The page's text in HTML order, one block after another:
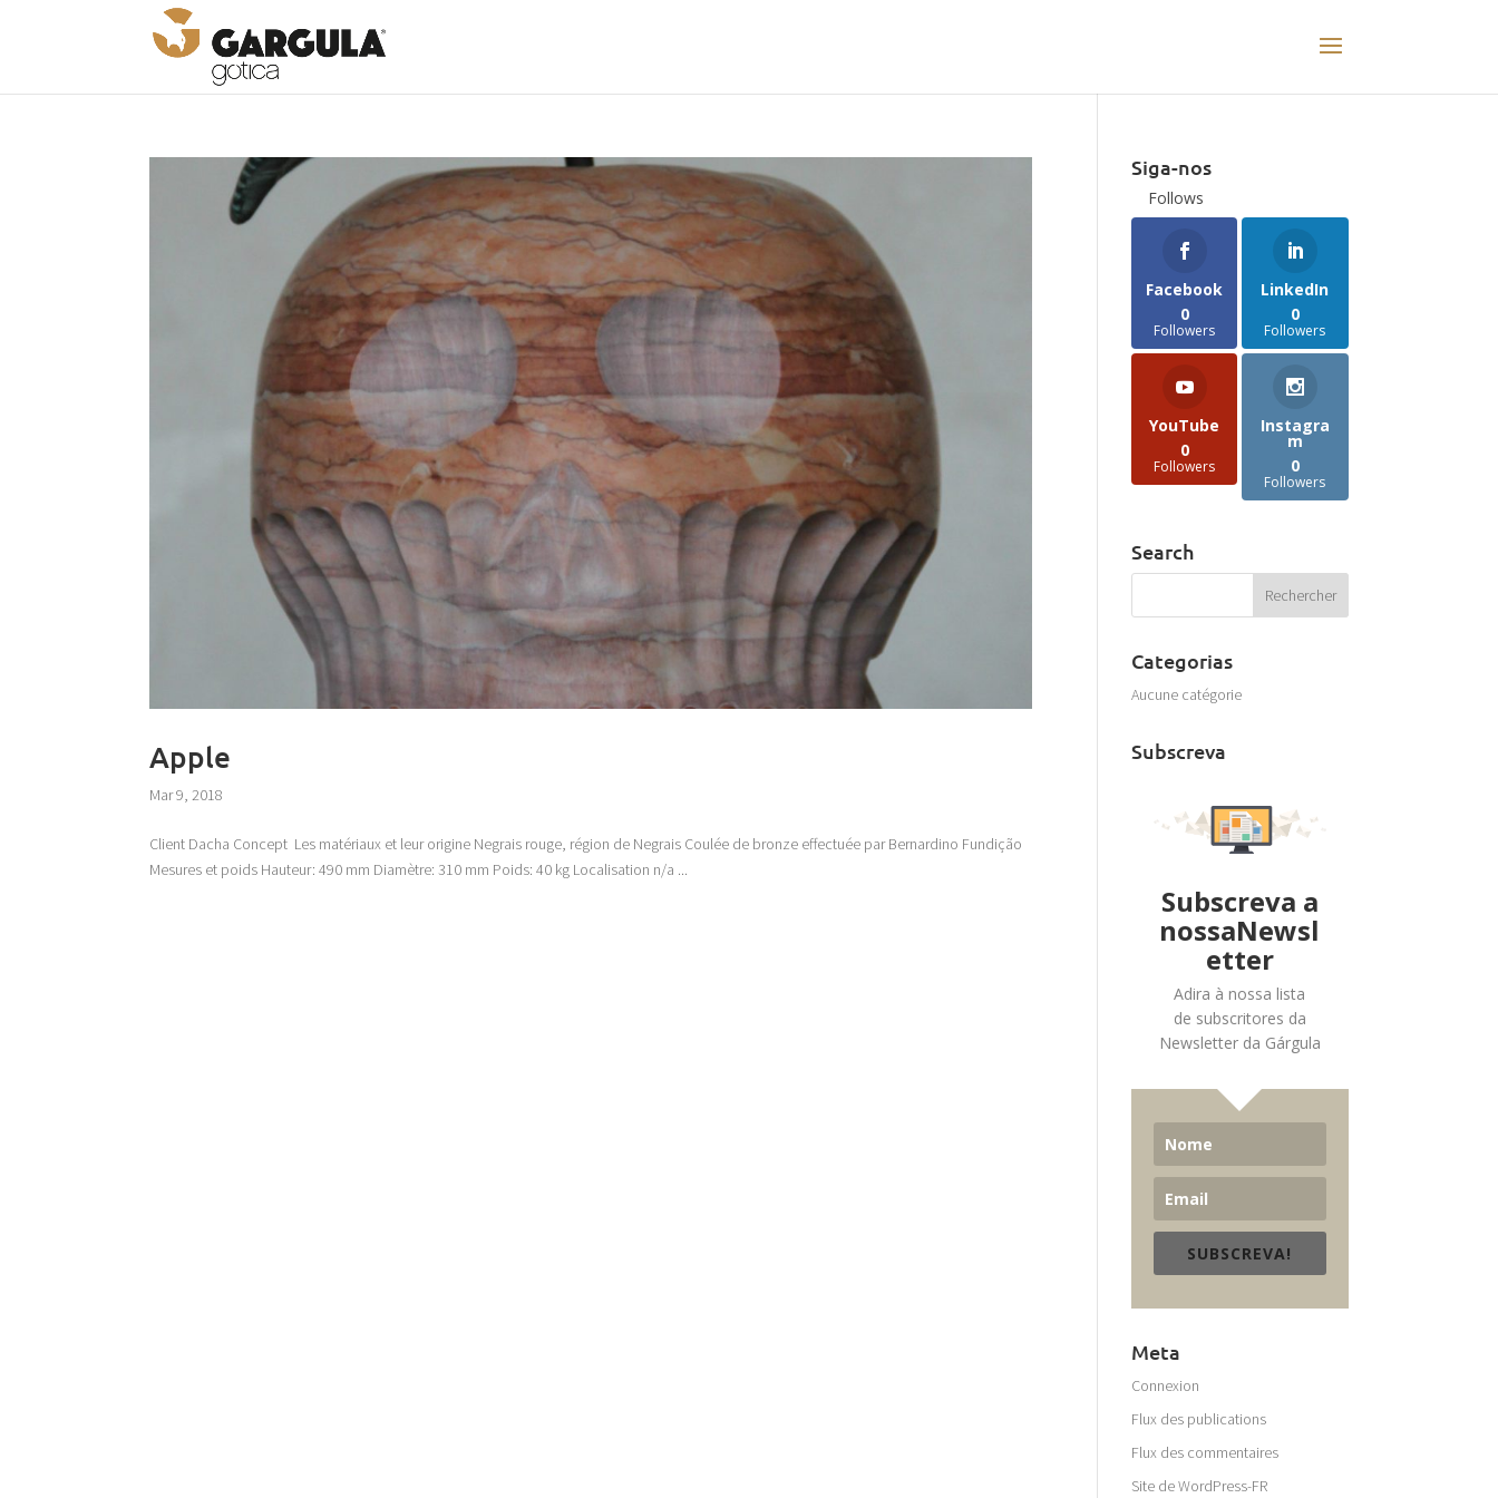
Apple
Mar 9, 2018
Client Dacha Concept Les matériaux et leur origine Negrais rouge, région de Negrais Coulée de bronze effectuée par Bernardino Fundição
Mesures et poids Hauteur: 490 mm Diamètre: 310 mm Poids: 40 kg Localisation n/a ...
Siga-nos
Follows
Facebook
0
Followers
LinkedIn
0
Followers
YouTube
0
Followers
Instagra
m
0
Followers
Search
Categorias
Aucune catégorie
Subscreva
Subscreva a
nossaNewsl
etter
Adira à nossa lista
de subscritores da
Newsletter da Gárgula
SUBSCREVA!
Meta
Connexion
Flux des publications
Flux des commentaires
Site de WordPress-FR